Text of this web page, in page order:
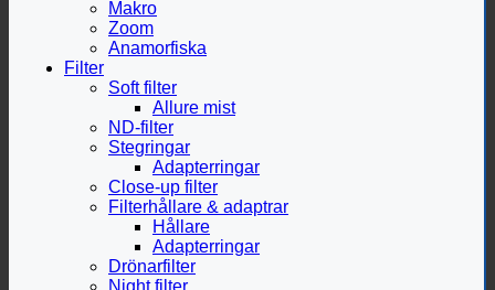
Makro
Zoom
Anamorfiska
Filter
Soft filter
Allure mist
ND-filter
Stegringar
Adapterringar
Close-up filter
Filterhållare & adaptrar
Hållare
Adapterringar
Drönarfilter
Night filter